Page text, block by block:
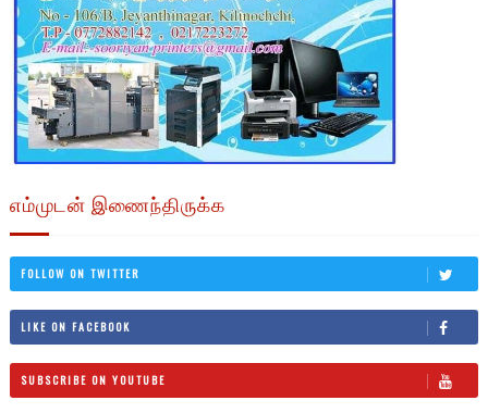
எம்முடன் இணைந்திருக்க
FOLLOW ON TWITTER
LIKE ON FACEBOOK
SUBSCRIBE ON YOUTUBE